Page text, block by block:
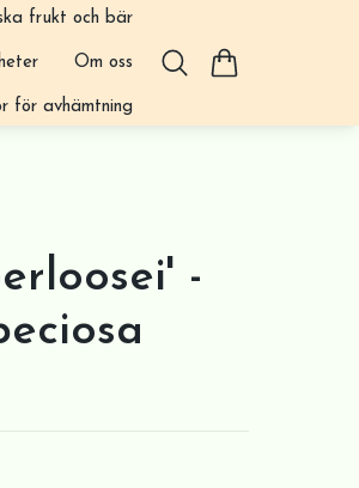
frukt och bär
Om oss
för avhämtning
-